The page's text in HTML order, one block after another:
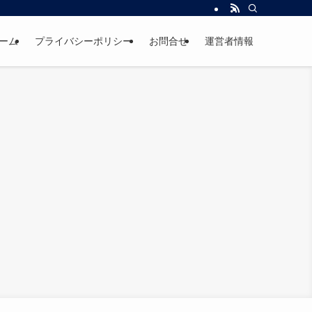
ム プライバシーポリシー お問合せ 運営者情報